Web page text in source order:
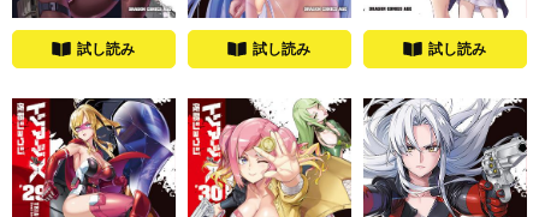
試し読み 試し読み 試し読み